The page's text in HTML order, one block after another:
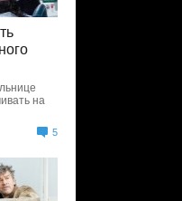
на
5